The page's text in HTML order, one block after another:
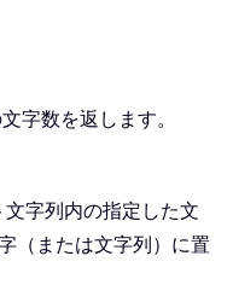
字数を返します。
字列内の指定した文
（または文字列）に置